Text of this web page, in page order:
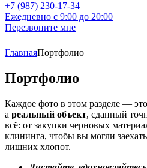
+7 (987) 230-17-34
Ежедневно с 9:00 до 20:00
Перезвоните мне
ГлавнаяПортфолио
Портфолио
Каждое фото в этом разделе —
а реальный объект, сданный
всё: от закупки черновых
клининга, чтобы вы могли
лишних хлопот.